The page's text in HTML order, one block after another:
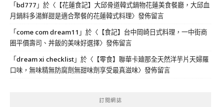
「bd777 」於〈 【花蓮食記】大邱骨道韓式鍋物花蓮美食餐廳，大邱血
月鍋料多湯鮮甜是適合聚餐的花蓮韓式料理〉發佈留言
「come com dream11 」於〈 【食記】台中岡崎日式料理，一中街商
圈平價壽司、丼飯的美味好選擇〉發佈留言
「dream xi checklist」於〈 【零食】聯華卡廸那全天然洋芋片天婦羅
口味，無味精無防腐劑無甜味劑享受最真滋味〉發佈留言
訂閱網誌